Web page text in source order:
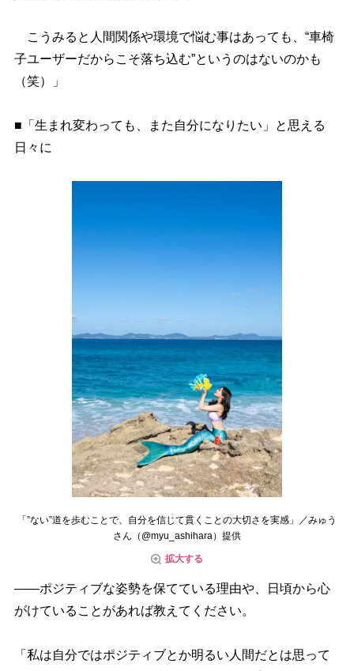
こうみると人間関係や環境で悩む事はあっても、“車椅
子ユーザーだからこそ落ち込む”というのはないのかも
（笑）」
■「生まれ変わっても、また自分になりたい」と思える
日々に
「”ない”道を歩むことで、自分を信じて貫くことの大切さを実感」／みゅう
さん（@myu_ashihara）提供
拡大する
――ポジティブな姿勢を保てている理由や、日頃から心
がけていることがあれば教えてください。
「私は自分ではポジティブとか明るい人間だとは思って